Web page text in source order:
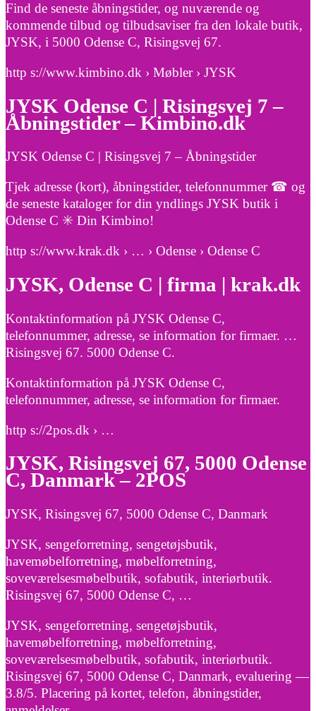
Find de seneste åbningstider, og nuværende og
kommende tilbud og tilbudsaviser fra den lokale butik,
JYSK, i 5000 Odense C, Risingsvej 67.
http s://www.kimbino.dk › Møbler › JYSK
JYSK Odense C | Risingsvej 7 –
Åbningstider – Kimbino.dk
JYSK Odense C | Risingsvej 7 – Åbningstider
Tjek adresse (kort), åbningstider, telefonnummer ☎ og
de seneste kataloger for din yndlings JYSK butik i
Odense C ✳️ Din Kimbino!
http s://www.krak.dk › … › Odense › Odense C
JYSK, Odense C | firma | krak.dk
Kontaktinformation på JYSK Odense C,
telefonnummer, adresse, se information for firmaer. …
Risingsvej 67. 5000 Odense C.
Kontaktinformation på JYSK Odense C,
telefonnummer, adresse, se information for firmaer.
http s://2pos.dk › …
JYSK, Risingsvej 67, 5000 Odense
C, Danmark – 2POS
JYSK, Risingsvej 67, 5000 Odense C, Danmark
JYSK, sengeforretning, sengetøjsbutik,
havemøbelforretning, møbelforretning,
soveværelsesmøbelbutik, sofabutik, interiørbutik.
Risingsvej 67, 5000 Odense C, …
JYSK, sengeforretning, sengetøjsbutik,
havemøbelforretning, møbelforretning,
soveværelsesmøbelbutik, sofabutik, interiørbutik.
Risingsvej 67, 5000 Odense C, Danmark, evaluering —
3.8/5. Placering på kortet, telefon, åbningstider,